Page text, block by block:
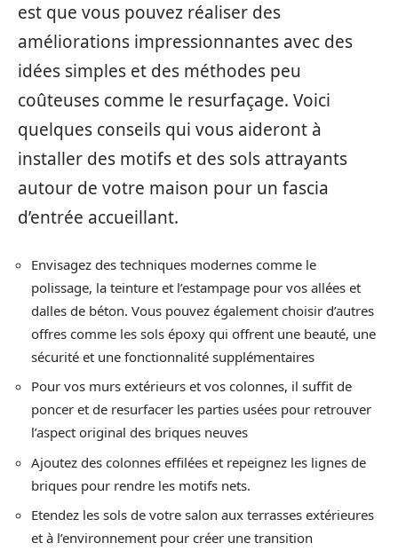
est que vous pouvez réaliser des
améliorations impressionnantes avec des
idées simples et des méthodes peu
coûteuses comme le resurfaçage. Voici
quelques conseils qui vous aideront à
installer des motifs et des sols attrayants
autour de votre maison pour un fascia
d’entrée accueillant.
Envisagez des techniques modernes comme le
polissage, la teinture et l’estampage pour vos allées et
dalles de béton. Vous pouvez également choisir d’autres
offres comme les sols époxy qui offrent une beauté, une
sécurité et une fonctionnalité supplémentaires
Pour vos murs extérieurs et vos colonnes, il suffit de
poncer et de resurfacer les parties usées pour retrouver
l’aspect original des briques neuves
Ajoutez des colonnes effilées et repeignez les lignes de
briques pour rendre les motifs nets.
Etendez les sols de votre salon aux terrasses extérieures
et à l’environnement pour créer une transition